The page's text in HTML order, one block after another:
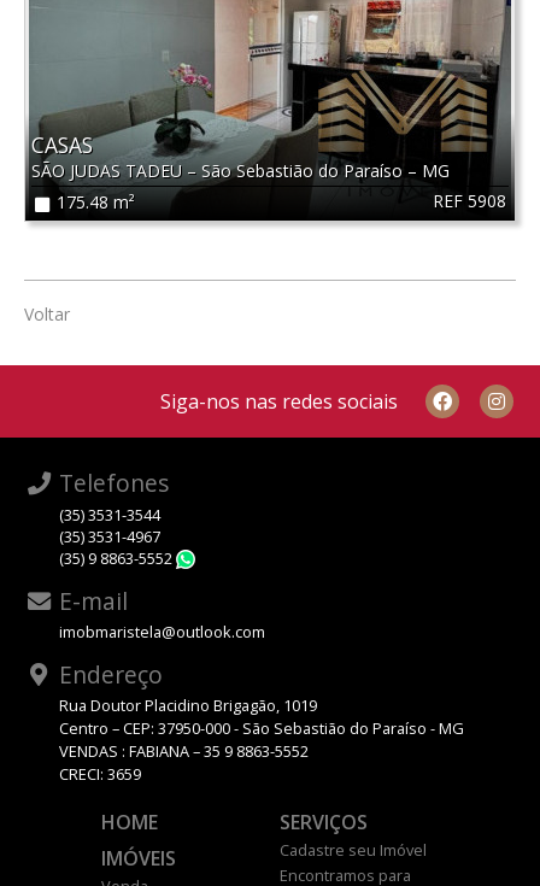
REF 5908
CASAS
SÃO JUDAS TADEU – São Sebastião do Paraíso – MG
175.48 m²
Voltar
Siga-nos nas redes sociais
Telefones
(35) 3531-3544
(35) 3531-4967
(35) 9 8863-5552
E-mail
imobmaristela@outlook.com
Endereço
Rua Doutor Placidino Brigagão, 1019
Centro – CEP: 37950-000 - São Sebastião do Paraíso - MG
VENDAS : FABIANA – 35 9 8863-5552
CRECI: 3659
HOME
IMÓVEIS
SERVIÇOS
Cadastre seu Imóvel
Encontramos para